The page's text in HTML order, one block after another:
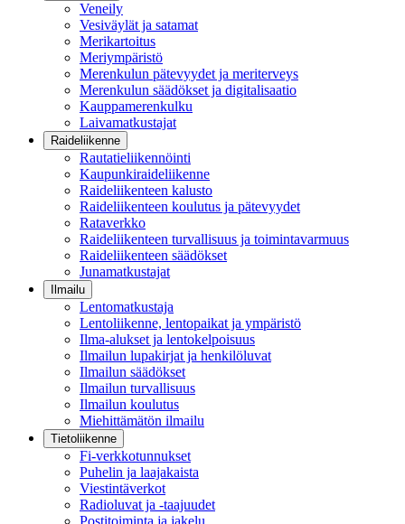
Veneily
Vesiväylät ja satamat
Merikartoitus
Meriympäristö
Merenkulun pätevyydet ja meriterveys
Merenkulun säädökset ja digitalisaatio
Kauppamerenkulku
Laivamatkustajat
Raideliikenne
Rautatieliikennöinti
Kaupunkiraideliikenne
Raideliikenteen kalusto
Raideliikenteen koulutus ja pätevyydet
Rataverkko
Raideliikenteen turvallisuus ja toimintavarmuus
Raideliikenteen säädökset
Junamatkustajat
Ilmailu
Lentomatkustaja
Lentoliikenne, lentopaikat ja ympäristö
Ilma-alukset ja lentokelpoisuus
Ilmailun lupakirjat ja henkilöluvat
Ilmailun säädökset
Ilmailun turvallisuus
Ilmailun koulutus
Miehittämätön ilmailu
Tietoliikenne
Fi-verkkotunnukset
Puhelin ja laajakaista
Viestintäverkot
Radioluvat ja -taajuudet
Postitoiminta ja jakelu